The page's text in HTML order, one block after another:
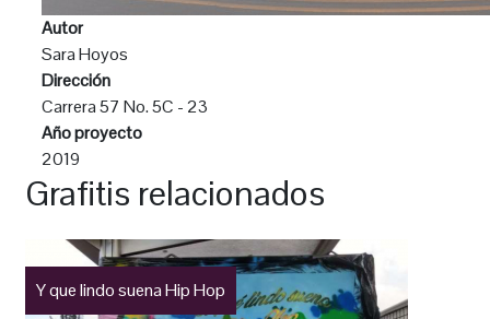
Autor
Sara Hoyos
Dirección
Carrera 57 No. 5C - 23
Año proyecto
2019
Grafitis relacionados
Y que lindo suena Hip Hop